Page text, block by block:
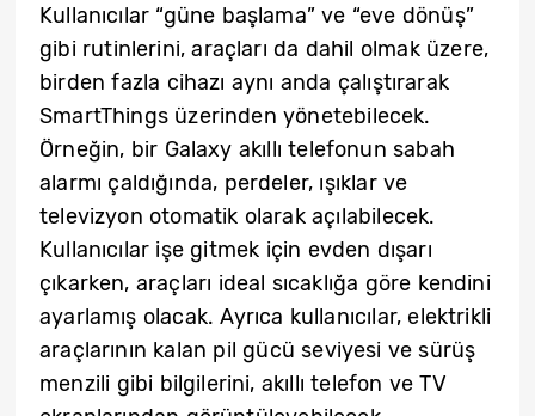
Kullanıcılar “güne başlama” ve “eve dönüş”
gibi rutinlerini, araçları da dahil olmak üzere,
birden fazla cihazı aynı anda çalıştırarak
SmartThings üzerinden yönetebilecek.
Örneğin, bir Galaxy akıllı telefonun sabah
alarmı çaldığında, perdeler, ışıklar ve
televizyon otomatik olarak açılabilecek.
Kullanıcılar işe gitmek için evden dışarı
çıkarken, araçları ideal sıcaklığa göre kendini
ayarlamış olacak. Ayrıca kullanıcılar, elektrikli
araçlarının kalan pil gücü seviyesi ve sürüş
menzili gibi bilgilerini, akıllı telefon ve TV